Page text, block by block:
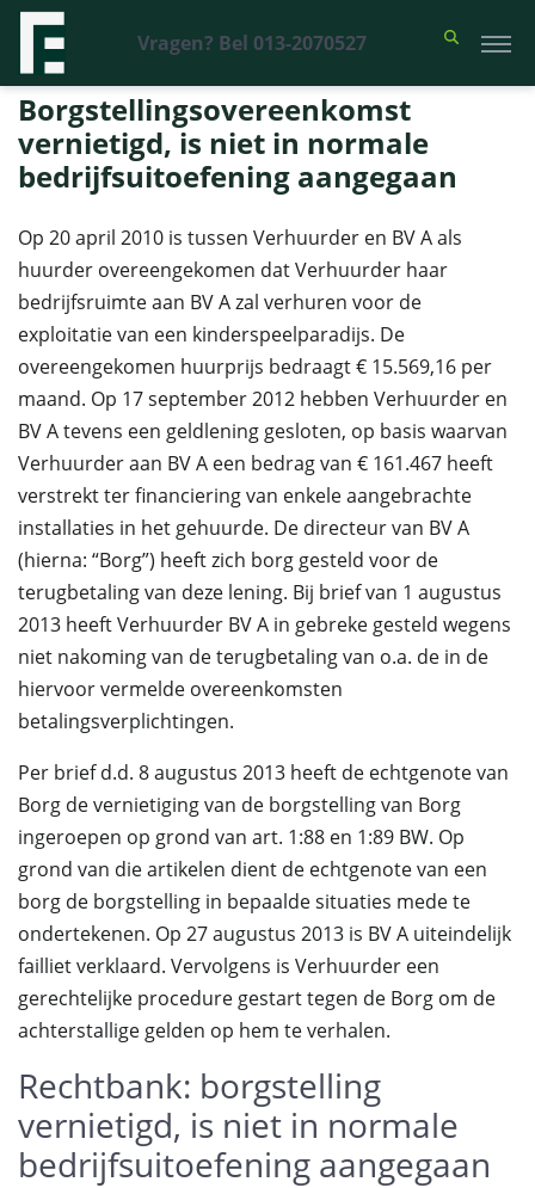
Vragen? Bel 013-2070527
Financieel Recht Advocaten >Uitspraken>Borgstellingsovereenkomst
vernietigd, is niet in normale bedrijfsuitoefening aangegaan
Borgstellingsovereenkomst
vernietigd, is niet in normale
bedrijfsuitoefening aangegaan
Op 20 april 2010 is tussen Verhuurder en BV A als
huurder overeengekomen dat Verhuurder haar
bedrijfsruimte aan BV A zal verhuren voor de
exploitatie van een kinderspeelparadijs. De
overeengekomen huurprijs bedraagt € 15.569,16 per
maand. Op 17 september 2012 hebben Verhuurder en
BV A tevens een geldlening gesloten, op basis waarvan
Verhuurder aan BV A een bedrag van € 161.467 heeft
verstrekt ter financiering van enkele aangebrachte
installaties in het gehuurde. De directeur van BV A
(hierna: “Borg”) heeft zich borg gesteld voor de
terugbetaling van deze lening. Bij brief van 1 augustus
2013 heeft Verhuurder BV A in gebreke gesteld wegens
niet nakoming van de terugbetaling van o.a. de in de
hiervoor vermelde overeenkomsten
betalingsverplichtingen.
Per brief d.d. 8 augustus 2013 heeft de echtgenote van
Borg de vernietiging van de borgstelling van Borg
ingeroepen op grond van art. 1:88 en 1:89 BW. Op
grond van die artikelen dient de echtgenote van een
borg de borgstelling in bepaalde situaties mede te
ondertekenen. Op 27 augustus 2013 is BV A uiteindelijk
failliet verklaard. Vervolgens is Verhuurder een
gerechtelijke procedure gestart tegen de Borg om de
achterstallige gelden op hem te verhalen.
Rechtbank: borgstelling
vernietigd, is niet in normale
bedrijfsuitoefening aangegaan